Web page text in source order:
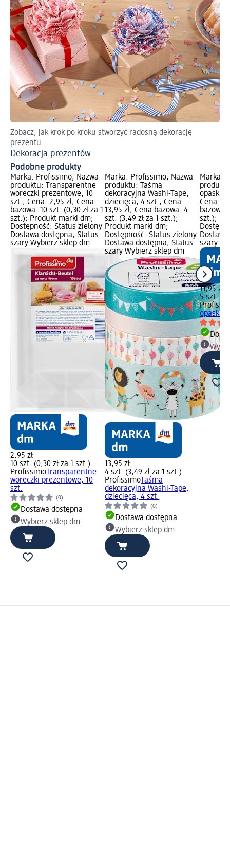
Zobacz, jak krok po kroku stworzyć radosną dekorację
prezentu
Dekoracja prezentów
Podobne produkty
Marka: Profissimo; Nazwa
produktu: Transparentne
woreczki prezentowe, 10
szt.; Cena: 2,95 zł; Cena
bazowa: 10 szt. (0,30 zł za 1
szt.); Produkt marki dm;
Dostępność: Status zielony
Dostawa dostępna, Status
szary Wybierz sklep dm
2,95 zł
10 szt. (0,30 zł za 1 szt.)
Profissimo Transparentne
woreczki prezentowe, 10
szt.
(0)
Dostawa dostępna
Wybierz sklep dm
Marka: Profissimo; Nazwa
produktu: Taśma
dekoracyjna Washi-Tape,
dziecięca, 4 szt.; Cena:
13,95 zł; Cena bazowa: 4
szt. (3,49 zł za 1 szt.);
Produkt marki dm;
Dostępność: Status zielony
Dostawa dostępna, Status
szary Wybierz sklep dm
13,95 zł
4 szt. (3,49 zł za 1 szt.)
Profissimo Taśma
dekoracyjna Washi-Tape,
dziecięca, 4 szt.
(0)
Dostawa dostępna
Wybierz sklep dm
Marka:
opaski
Cena:
bazowa:
szt.);
szary
11,95 zł
5 szt.
opaski